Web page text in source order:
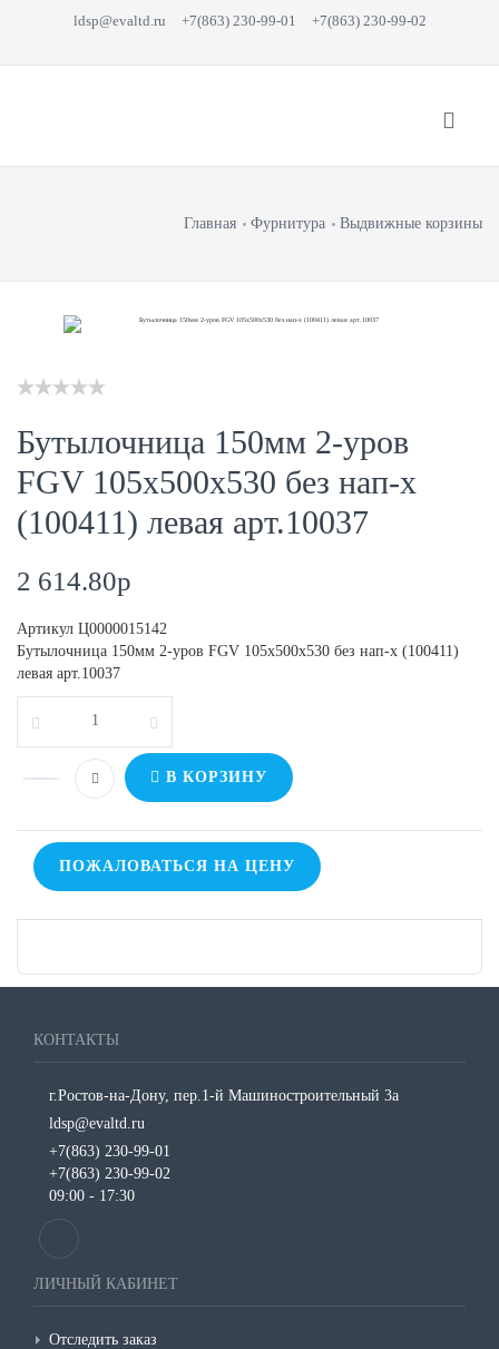
ldsp@evaltd.ru +7(863) 230-99-01 +7(863) 230-99-02
Главная Фурнитура Выдвижные корзины
Бутылочница 150мм 2-уров
FGV 105x500x530 без нап-х
(100411) левая арт.10037
2 614.80p
Артикул Ц0000015142
Бутылочница 150мм 2-уров FGV 105x500x530 без нап-х (100411)
левая арт.10037
В КОРЗИНУ
ПОЖАЛОВАТЬСЯ НА ЦЕНУ
КОНТАКТЫ
г.Ростов-на-Дону, пер.1-й Машиностроительный 3а
ldsp@evaltd.ru
+7(863) 230-99-01
+7(863) 230-99-02
09:00 - 17:30
ЛИЧНЫЙ КАБИНЕТ
Отследить заказ